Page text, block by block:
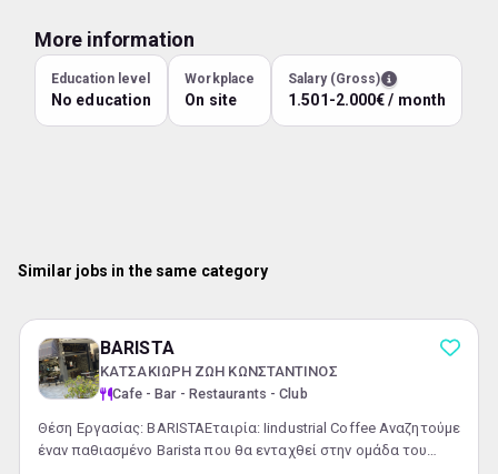
More information
Education level
No education
Workplace
On site
Salary (Gross)
1.501-2.000€ / month
Similar jobs in the same category
BARISTA
ΚΑΤΣΑΚΙΩΡΗ ΖΩΗ ΚΩΝΣΤΑΝΤΙΝΟΣ
Cafe - Bar - Restaurants - Club
Θέση Εργασίας: BARISTAΕταιρία: Ιindustrial Coffee Αναζητούμε
έναν παθιασμένο Barista που θα ενταχθεί στην ομάδα του